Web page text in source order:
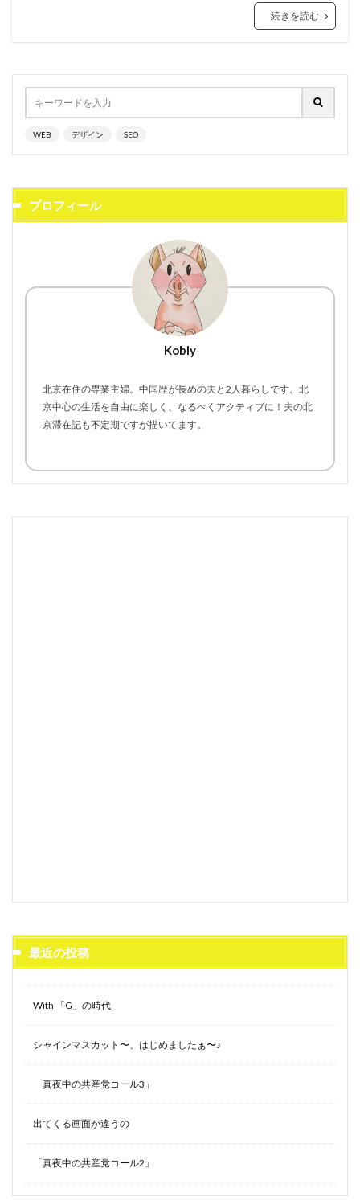
続きを読む
WEB デザイン SEO
プロフィール
Kobly
北京在住の専業主婦。中国歴が長めの夫と2人暮らしです。北
京中心の生活を自由に楽しく、なるべくアクティブに！夫の北
京滞在記も不定期ですが描いてます。
最近の投稿
With 「G」の時代
シャインマスカット〜、はじめましたぁ〜♪
「真夜中の共産党コール3」
出てくる画面が違うの
「真夜中の共産党コール2」